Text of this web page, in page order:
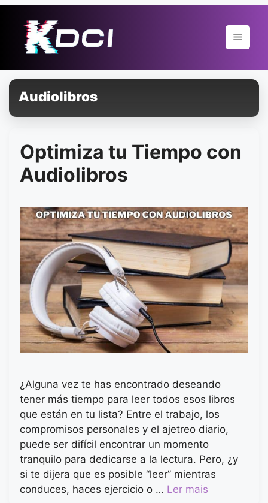
conteúdo
Menu
Audiolibros
Optimiza tu Tiempo con
Audiolibros
¿Alguna vez te has encontrado deseando
tener más tiempo para leer todos esos libros
que están en tu lista? Entre el trabajo, los
compromisos personales y el ajetreo diario,
puede ser difícil encontrar un momento
tranquilo para dedicarse a la lectura. Pero, ¿y
si te dijera que es posible “leer” mientras
conduces, haces ejercicio o … Ler mais